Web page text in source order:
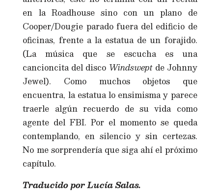
en la Roadhouse sino con un plano de
Cooper/Dougie parado fuera del edificio de
oficinas, frente a la estatua de un forajido.
(La música que se escucha es una
cancioncita del disco Windsweptde Johnny
Jewel). Como muchos objetos que
encuentra, la estatua lo ensimisma y parece
traerle algún recuerdo de su vida como
agente del FBI. Por el momento se queda
contemplando, en silencio y sin certezas.
No me sorprendería que siga ahí el próximo
capítulo.
Traducido por Lucía Salas.